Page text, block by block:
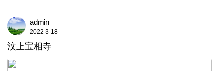
admin
2022-3-18
汶上宝相寺